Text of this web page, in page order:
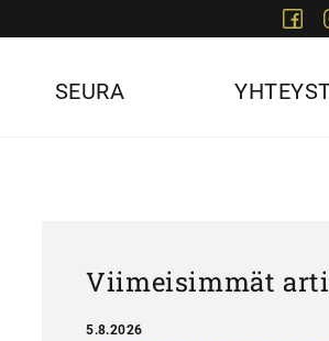
SEURA
Viimeisimmät
5.8.2026